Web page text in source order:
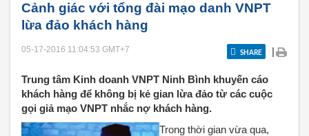
Cảnh giác với tổng đài mạo danh VNPT
lừa đảo khách hàng
05-17-2016 11:04:53 GMT+7 SHARE |
Trung tâm Kinh doanh VNPT Ninh Bình khuyến cáo
khách hàng để không bị kẻ gian lừa đảo từ các cuộc
gọi giả mạo VNPT nhắc nợ khách hàng.
Trong thời gian vừa qua,